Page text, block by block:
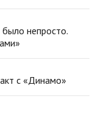
непросто.
с «Динамо»